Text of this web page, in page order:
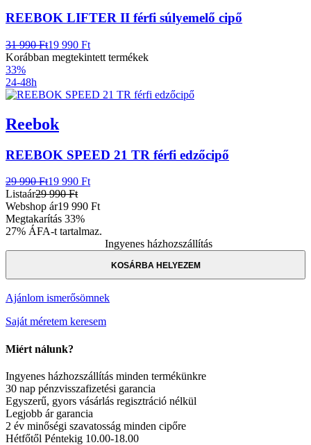
REEBOK LIFTER II férfi súlyemelő cipő
31 990 Ft19 990 Ft
Korábban megtekintett termékek
33%
24-48h
Reebok
REEBOK SPEED 21 TR férfi edzőcipő
29 990 Ft19 990 Ft
Listaár29 990 Ft
Webshop ár19 990 Ft
Megtakarítás 33%
27% ÁFA-t tartalmaz.
Ingyenes házhozszállítás
KOSÁRBA HELYEZEM
Ajánlom ismerősömnek
Saját méretem keresem
Miért nálunk?
Ingyenes házhozszállítás minden termékünkre
30 nap pénzvisszafizetési garancia
Egyszerű, gyors vásárlás regisztráció nélkül
Legjobb ár garancia
2 év minőségi szavatosság minden cipőre
Hétfőtől Péntekig 10.00-18.00